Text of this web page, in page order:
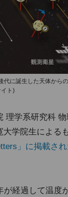
代に誕生した天体から
ト)
理学系研究科
学院生による
」に掲載され
が経過して温度